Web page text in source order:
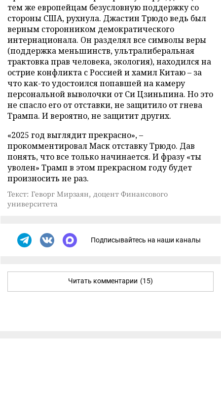
тем же европейцам безусловную поддержку со
стороны США, рухнула. Джастин Трюдо ведь был
верным сторонником демократического
интернационала. Он разделял все символы веры
(поддержка меньшинств, ультралиберальная
трактовка прав человека, экология), находился на
острие конфликта с Россией и хамил Китаю – за
что как-то удостоился попавшей на камеру
персональной выволочки от Си Цзиньпина. Но это
не спасло его от отставки, не защитило от гнева
Трампа. И вероятно, не защитит других.
«2025 год выглядит прекрасно», –
прокомментировал Маск отставку Трюдо. Дав
понять, что все только начинается. И фразу «ты
уволен» Трамп в этом прекрасном году будет
произносить не раз.
Текст: Геворг Мирзаян, доцент Финансового
университета
Подписывайтесь на наши каналы
Читать комментарии (15)